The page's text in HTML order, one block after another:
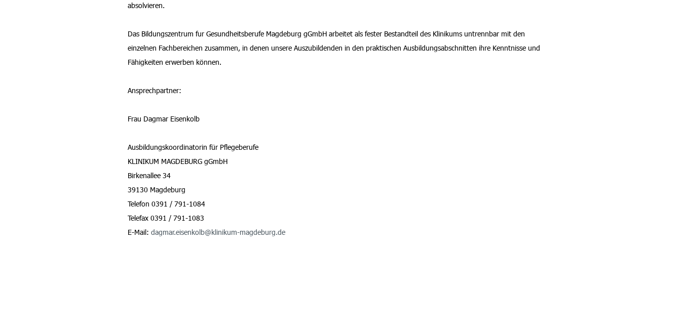
absolvieren.
Das Bildungszentrum fur Gesundheitsberufe Magdeburg gGmbH arbeitet als fester Bestandteil des Klinikums untrennbar mit den
einzelnen Fachbereichen zusammen, in denen unsere Auszubildenden in den praktischen Ausbildungsabschnitten ihre Kenntnisse und
Fähigkeiten erwerben können.
Ansprechpartner:
Frau Dagmar Eisenkolb
Ausbildungskoordinatorin für Pflegeberufe
KLINIKUM MAGDEBURG gGmbH
Birkenallee 34
39130 Magdeburg
Telefon 0391 / 791-1084
Telefax 0391 / 791-1083
E-Mail: dagmar.eisenkolb@klinikum-magdeburg.de